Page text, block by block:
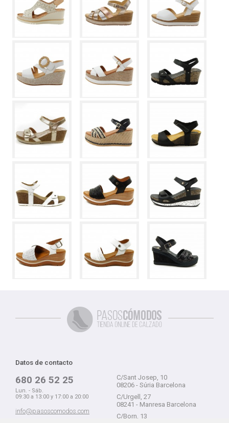
Datos de contacto
680 26 52 25
Lun. - Sáb.
09:30 a 13:00 y 17:00 a 20:00
info@pasoscomodos.com
C/Sant Josep, 10
08206 - Súria Barcelona
C/Urgell, 27
08241 - Manresa Barcelona
C/Born, 13